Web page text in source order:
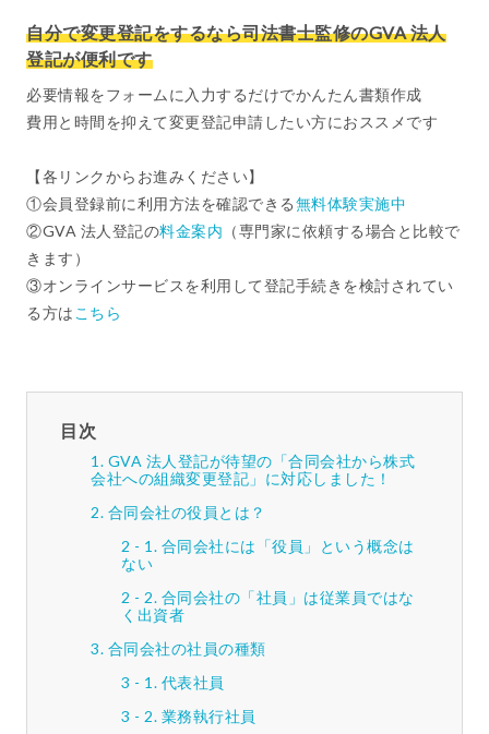
自分で変更登記をするなら司法書士監修のGVA 法人
登記が便利です
必要情報をフォームに入力するだけでかんたん書類作成
費用と時間を抑えて変更登記申請したい方におススメです
【各リンクからお進みください】
①会員登録前に利用方法を確認できる無料体験実施中
②GVA 法人登記の料金案内 （専門家に依頼する場合と比較で
きます）
③オンラインサービスを利用して登記手続きを検討されてい
る方は こちら
目次
GVA 法人登記が待望の「合同会社から株式
会社への組織変更登記」に対応しました！
合同会社の役員とは？
合同会社には「役員」という概念は
ない
合同会社の「社員」は従業員ではな
く出資者
合同会社の社員の種類
代表社員
業務執行社員